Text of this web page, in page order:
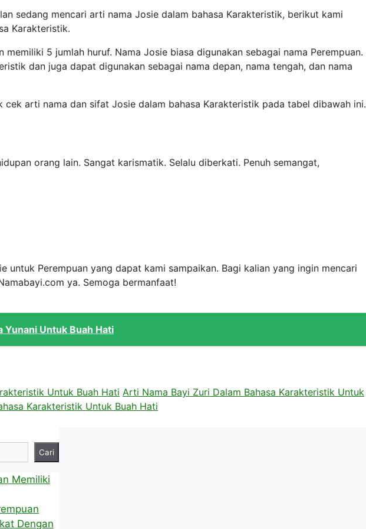
sedang mencari arti nama Josie dalam bahasa Karakteristik, berikut kami
Karakteristik.
5 jumlah huruf. Nama Josie biasa digunakan sebagai nama Perempuan.
dan juga dapat digunakan sebagai nama depan, nama tengah, dan nama
cek arti nama dan sifat Josie dalam bahasa Karakteristik pada tabel dibawah ini.
orang lain. Sangat karismatik. Selalu diberkati. Penuh semangat,
untuk Perempuan yang dapat kami sampaikan. Bagi kalian yang ingin mencari
ya. Semoga bermanfaat!
Yunani Untuk Buah Hati
Untuk Buah Hati Arti Nama Bayi Zuri Dalam Bahasa Karakteristik Untuk
Karakteristik Untuk Buah Hati
Cari
Memiliki
Dengan